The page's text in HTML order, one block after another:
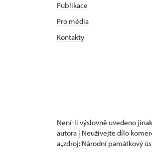
Publikace
Pro média
Kontakty
Není-li výslovně uvedeno
autora | Neužívejte dílo
a „zdroj: Národní památkový